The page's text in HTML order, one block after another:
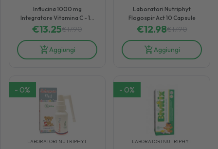
Influcina 1000 mg
Integratore Vitamina C - 14
Bustine
€13.25€17.90
Aggiungi
Laboratori Nutriphyt
Flogospir Act 10 Capsule
€12.98€17.90
Aggiungi
- 0%
LABORATORI NUTRIPHYT
- 0%
LABORATORI NUTRIPHYT